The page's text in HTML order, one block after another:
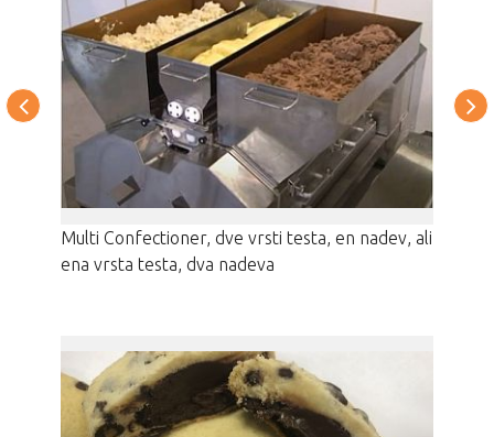
Multi Confectioner, dve vrsti testa, en nadev, ali
ena vrsta testa, dva nadeva